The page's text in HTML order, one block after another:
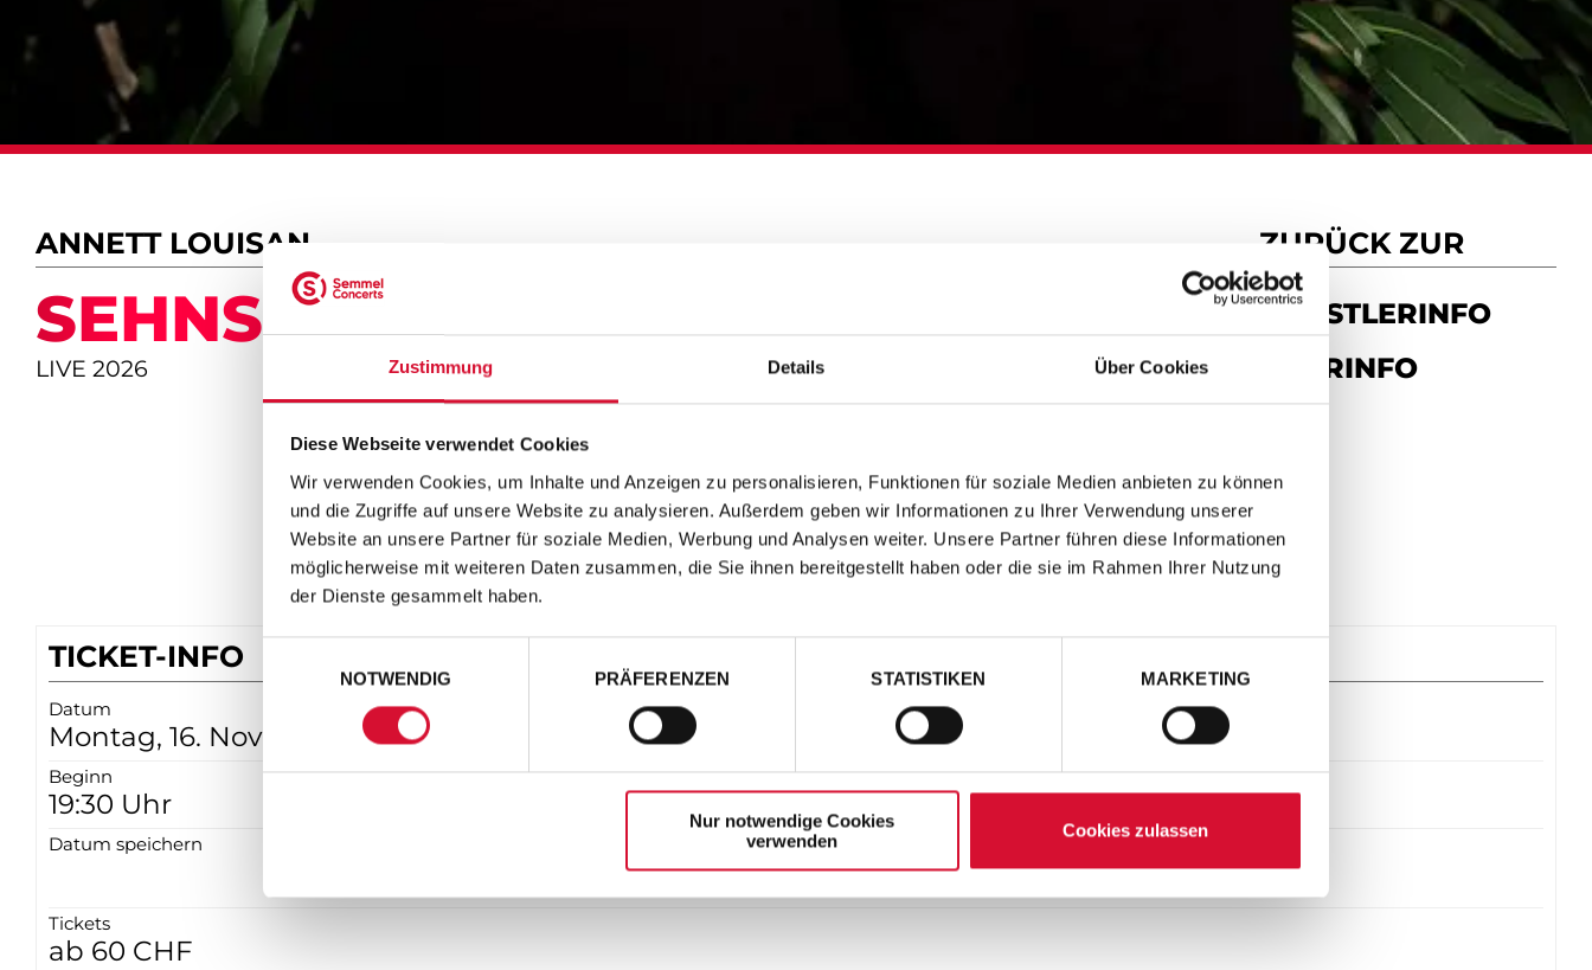
Zustimmung Details Über Cookies
Diese Webseite verwendet Cookies
Wir verwenden Cookies, um Inhalte und Anzeigen zu personalisieren, Funktionen für soziale Medien anbieten zu können
und die Zugriffe auf unsere Website zu analysieren. Außerdem geben wir Informationen zu Ihrer Verwendung unserer
Website an unsere Partner für soziale Medien, Werbung und Analysen weiter. Unsere Partner führen diese Informationen
möglicherweise mit weiteren Daten zusammen, die Sie ihnen bereitgestellt haben oder die sie im Rahmen Ihrer Nutzung
der Dienste gesammelt haben.
NOTWENDIG
PRÄFERENZEN STATISTIKEN MARKETING
Nur notwendige Cookies
verwenden
Cookies zulassen
ANNETT LOUISAN
SEHNSUCHT
LIVE 2026
ZURÜCK ZUR
KÜNSTLERINFO
TOURINFO
TICKET-INFO
Datum
Montag, 16. November 2026
Beginn
19:30 Uhr
Datum speichern
Tickets
ab 60 CHF